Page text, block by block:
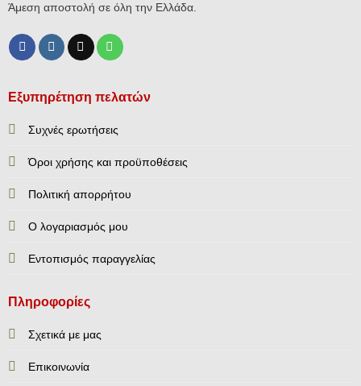
Άμεση αποστολή σε όλη την Ελλάδα.
Εξυπηρέτηση πελατών
Συχνές ερωτήσεις
Όροι χρήσης και προϋποθέσεις
Πολιτική απορρήτου
Ο λογαριασμός μου
Εντοπισμός παραγγελίας
Πληροφορίες
Σχετικά με μας
Επικοινωνία